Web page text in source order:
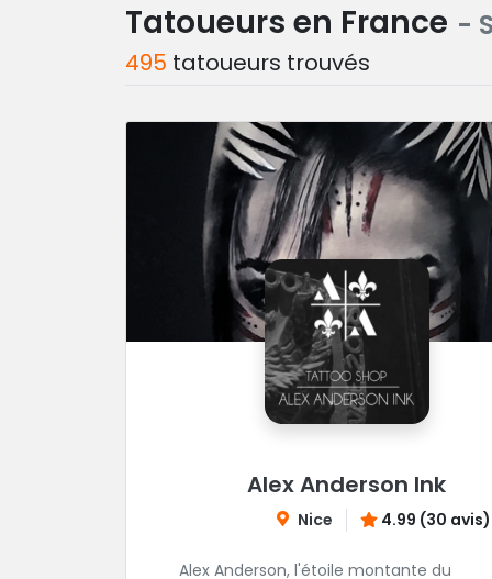
Tatoueurs en France -
495 tatoueurs trouvés
Alex Anderson Ink
Nice 4.99 (30 avis)
Alex Anderson, l'étoile montante du